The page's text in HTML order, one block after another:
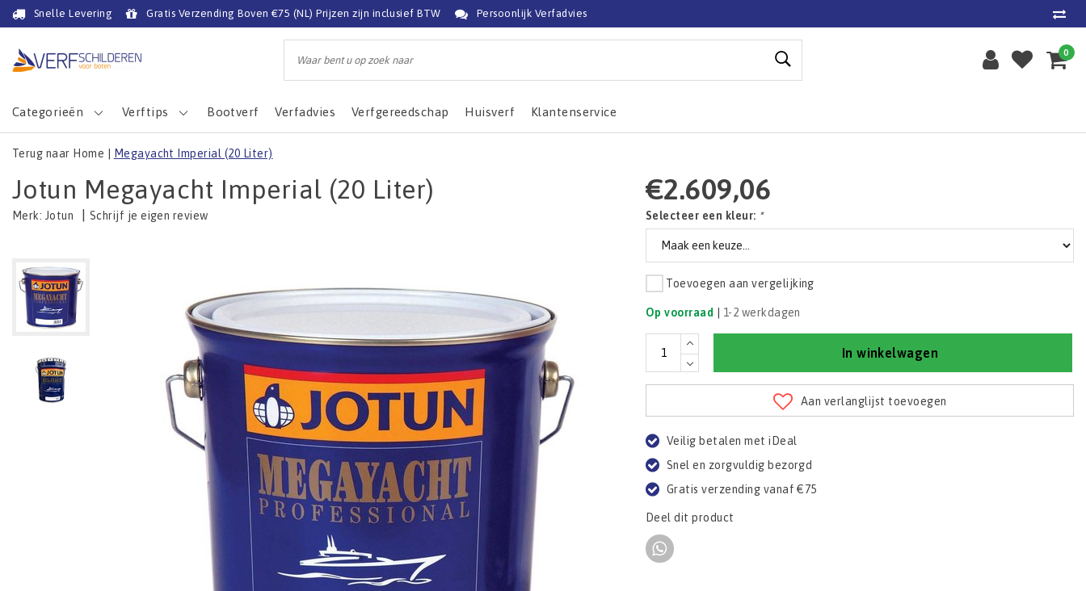
Snelle Levering Gratis Verzending Boven €75 (NL) Prijzen zijn inclusief BTW Persoonlijk Verfadvies
0
Categorieën Verftips Bootverf Verfadvies Verfgereedschap Huisverf Klantenservice
Terug naar Home Megayacht Imperial (20 Liter)
Jotun Megayacht Imperial (20 Liter)
Merk: Jotun Schrijf je eigen review
€2.609,06
Selecteer een kleur: *
Toevoegen aan vergelijking
Op voorraad 1-2 werkdagen
In winkelwagen
Aan verlanglijst toevoegen
Veilig betalen met iDeal
Snel en zorgvuldig bezorgd
Gratis verzending vanaf €75
Deel dit product